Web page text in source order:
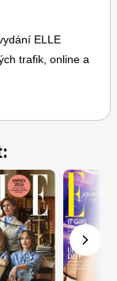
ELLE
trafik, online a